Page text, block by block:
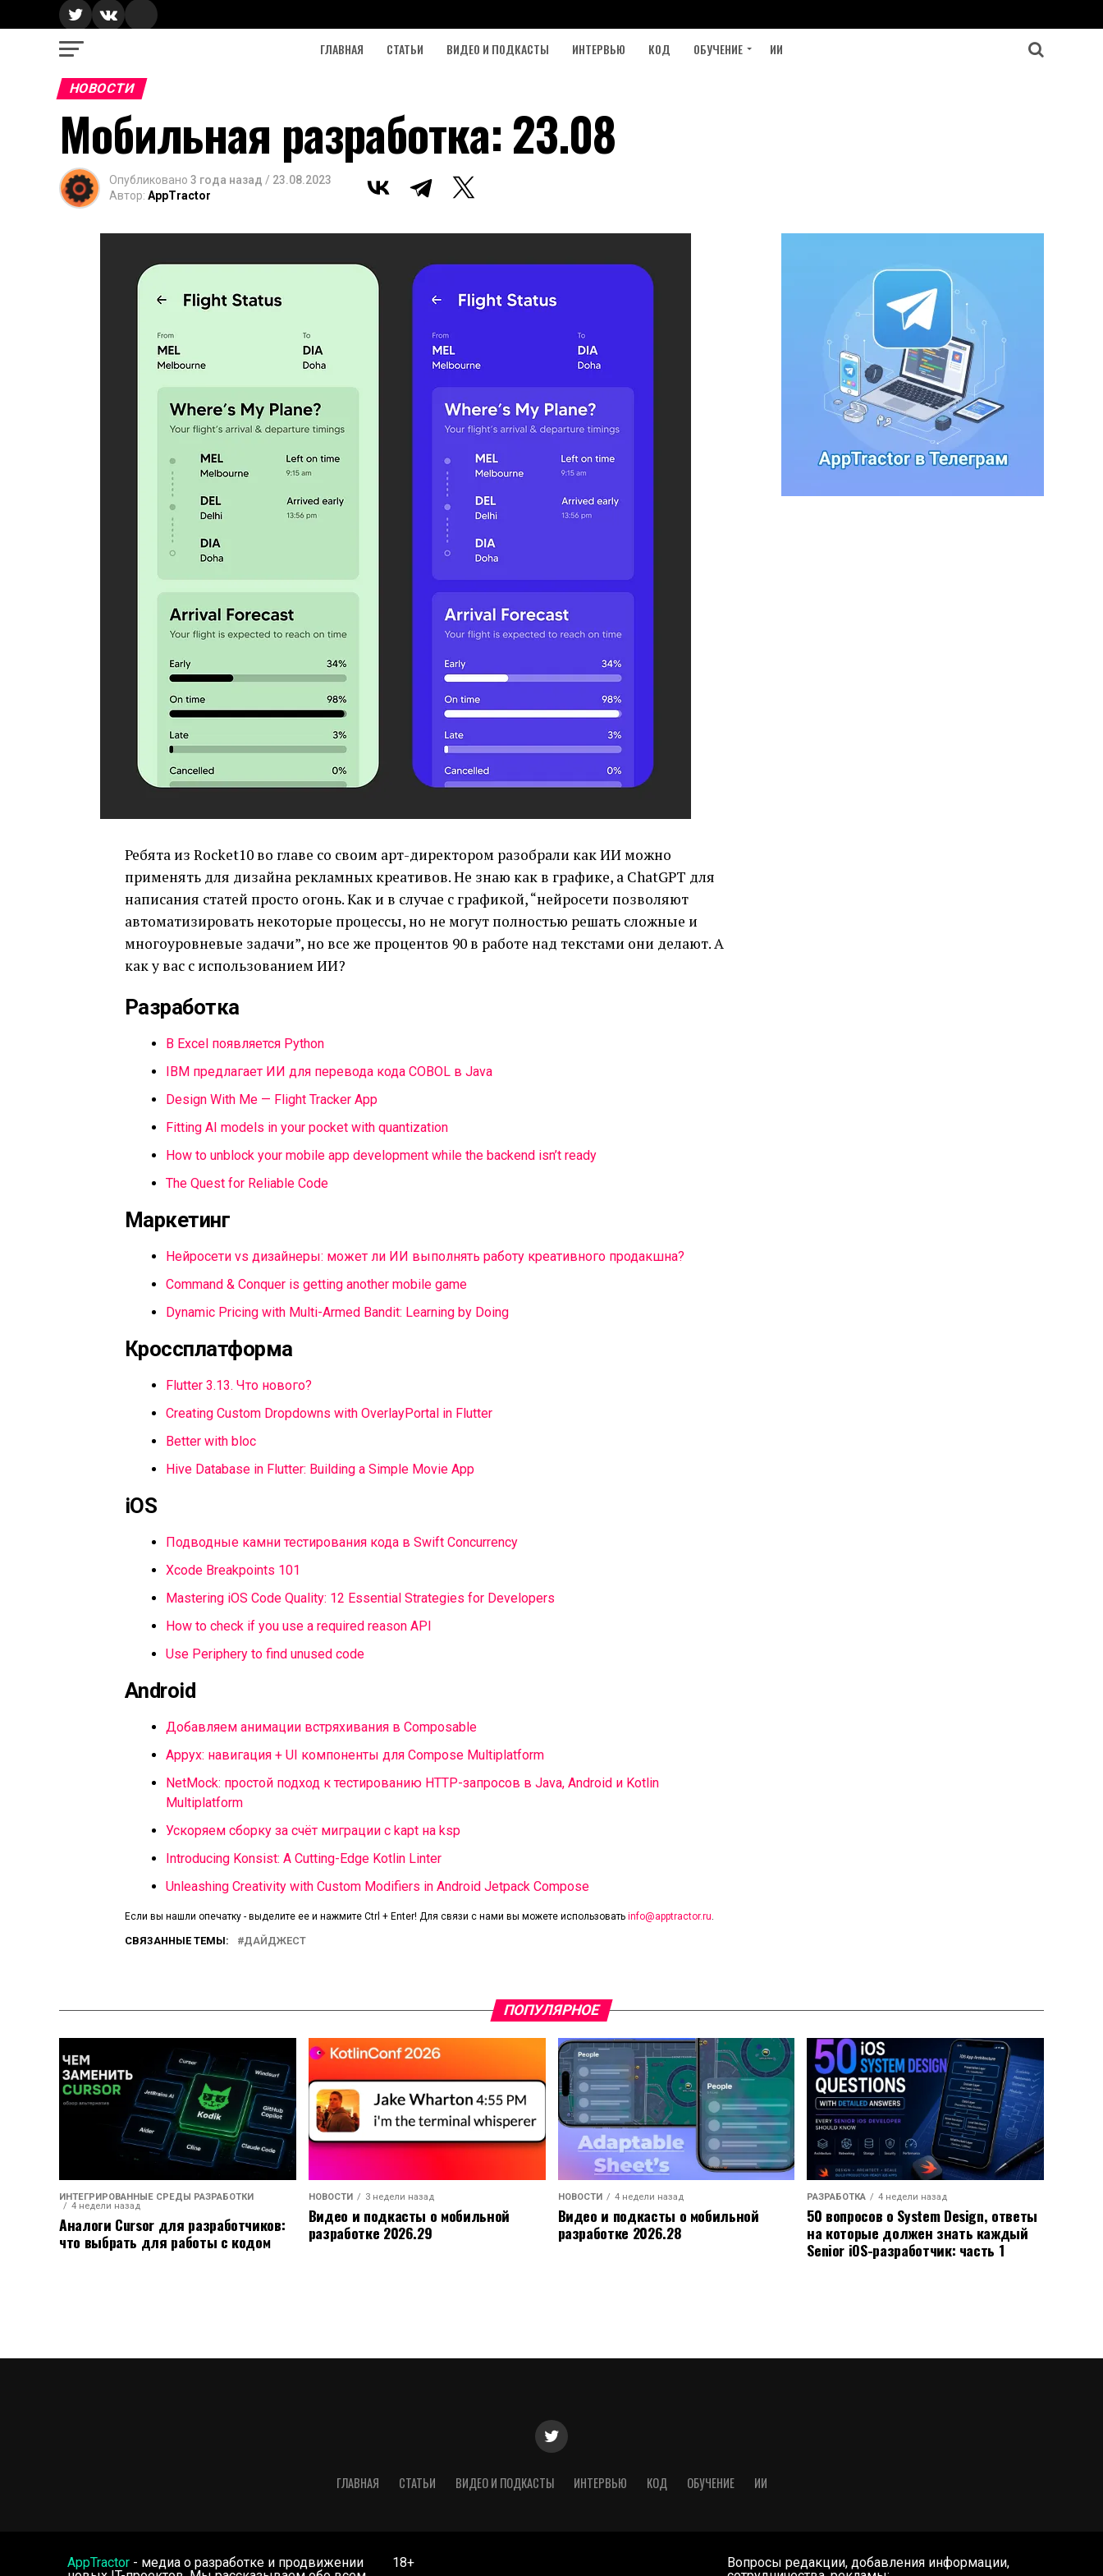
ГЛАВНАЯ СТАТЬИ ВИДЕО И ПОДКАСТЫ ИНТЕРВЬЮ КОД ОБУЧЕНИЕ ИИ
НОВОСТИ
Мобильная разработка: 23.08
Опубликовано 3 года назад / 23.08.2023
Автор: AppTractor
Ребята из Rocket10 во главе со своим арт-директором разобрали как ИИ можно
применять для дизайна рекламных креативов. Не знаю как в графике, а ChatGPT для
написания статей просто огонь. Как и в случае с графикой, “нейросети позволяют
автоматизировать некоторые процессы, но не могут полностью решать сложные и
многоуровневые задачи”, но все же процентов 90 в работе над текстами они делают. А
как у вас с использованием ИИ?
Разработка
В Excel появляется Python
IBM предлагает ИИ для перевода кода COBOL в Java
Design With Me — Flight Tracker App
Fitting AI models in your pocket with quantization
How to unblock your mobile app development while the backend isn’t ready
The Quest for Reliable Code
Маркетинг
Нейросети vs дизайнеры: может ли ИИ выполнять работу креативного продакшна?
Command & Conquer is getting another mobile game
Dynamic Pricing with Multi-Armed Bandit: Learning by Doing
Кроссплатформа
Flutter 3.13. Что нового?
Creating Custom Dropdowns with OverlayPortal in Flutter
Better with bloc
Hive Database in Flutter: Building a Simple Movie App
iOS
Подводные камни тестирования кода в Swift Concurrency
Xcode Breakpoints 101
Mastering iOS Code Quality: 12 Essential Strategies for Developers
How to check if you use a required reason API
Use Periphery to find unused code
Android
Добавляем анимации встряхивания в Composable
Appyx: навигация + UI компоненты для Compose Multiplatform
NetMock: простой подход к тестированию HTTP-запросов в Java, Android и Kotlin
Multiplatform
Ускоряем сборку за счёт миграции с kapt на ksp
Introducing Konsist: A Cutting-Edge Kotlin Linter
Unleashing Creativity with Custom Modifiers in Android Jetpack Compose
Если вы нашли опечатку - выделите ее и нажмите Ctrl + Enter! Для связи с нами вы можете использовать info@apptractor.ru.
СВЯЗАННЫЕ ТЕМЫ: ДАЙДЖЕСТ
ПОПУЛЯРНОЕ
ИНТЕГРИРОВАННЫЕ СРЕДЫ РАЗРАБОТКИ
4 недели назад
Аналоги Cursor для разработчиков:
что выбрать для работы с кодом
НОВОСТИ 3 недели назад
Видео и подкасты о мобильной
разработке 2026.29
НОВОСТИ 4 недели назад
Видео и подкасты о мобильной
разработке 2026.28
РАЗРАБОТКА 4 недели назад
50 вопросов о System Design, ответы
на которые должен знать каждый
Senior iOS-разработчик: часть 1
ГЛАВНАЯ СТАТЬИ ВИДЕО И ПОДКАСТЫ ИНТЕРВЬЮ КОД ОБУЧЕНИЕ ИИ
AppTractor - медиа о разработке и продвижении
18+
Вопросы редакции, добавления информации,